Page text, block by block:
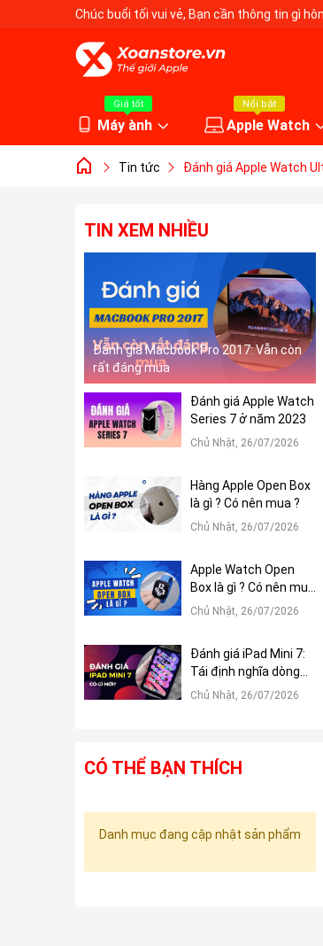
Chúc buổi tối vui vẻ, Bạn cần thông tin gì
Giá tốt
Máy ành
Nổi bật
Apple Watch
Tin tức Đánh giá Apple Watch
TIN XEM NHIỀU
Đánh giá Macbook Pro 2017: Vẫn còn
rất đáng mua
Đánh giá Apple Watch
Series 7 ở năm 2023
Chủ Nhật, 26/07/2026
Hàng Apple Open Box
là gì ? Có nên mua ?
Chủ Nhật, 26/07/2026
Apple Watch Open
Box là gì ? Có nên mua
?
Chủ Nhật, 26/07/2026
Đánh giá iPad Mini 7:
Tái định nghĩa dòng
iPad Mini
Chủ Nhật, 26/07/2026
CÓ THỂ BẠN THÍCH
Danh mục đang cập nhật sản phẩm